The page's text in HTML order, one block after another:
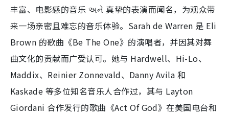
丰富、电影感的音乐 અને 真挚的表演而闻名，为观众带
来一场亲密且难忘的音乐体验。Sarah de Warren 是 Eli
Brown 的歌曲《Be The One》的演唱者，并因其对舞
曲文化的贡献而广受认可。她与 Hardwell、Hi-Lo、
Maddix、Reinier Zonnevald、Danny Avila 和
Kaskade 等多位知名音乐人合作过，其与 Layton
Giordani 合作发行的歌曲《Act Of God》在美国电台和